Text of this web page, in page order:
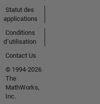
Statut des
applications
Conditions
d՚utilisation
Contact Us
© 1994-2026
The
MathWorks,
Inc.